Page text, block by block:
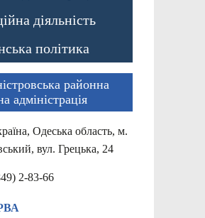
діяльність
політика
районна
адміністрація
Одеська область, м.
вул. Грецька, 24
2-83-66